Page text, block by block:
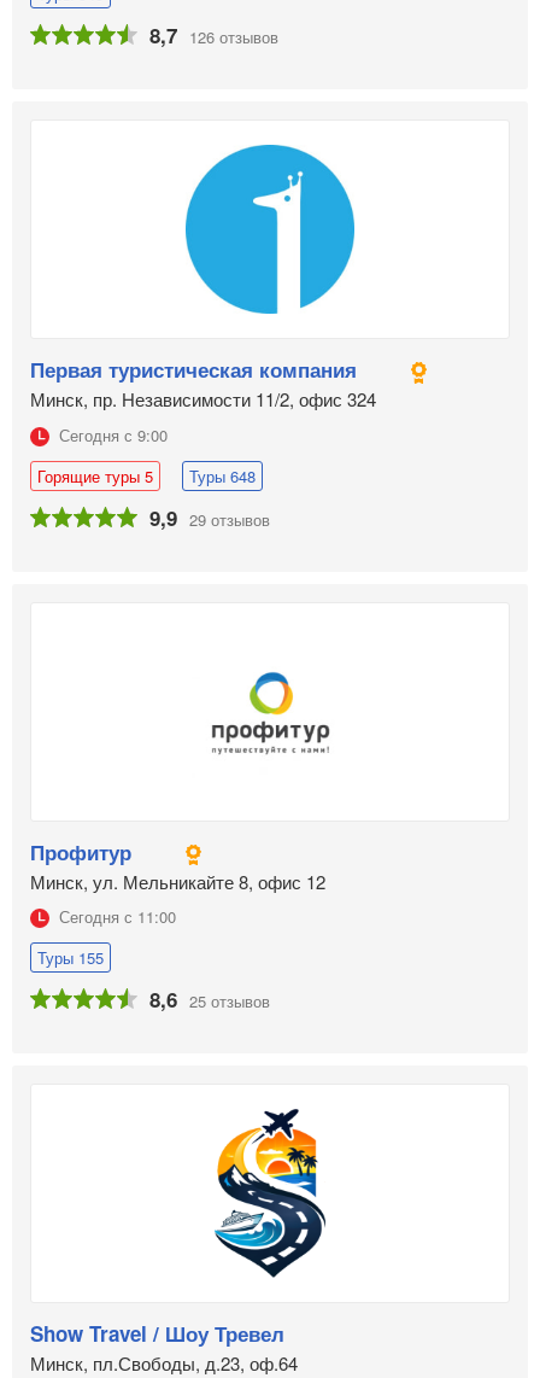
8,7 126 отзывов
Первая туристическая компания
Минск, пр. Независимости 11/2, офис 324
Сегодня с 9:00
Горящие туры 5
Туры 648
9,9 29 отзывов
Профитур
Минск, ул. Мельникайте 8, офис 12
Сегодня с 11:00
Туры 155
8,6 25 отзывов
Show Travel / Шоу Тревел
Минск, пл.Свободы, д.23, оф.64